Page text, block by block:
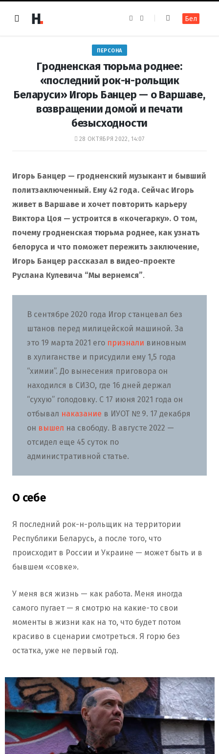
e
k
t
a
m
Бел
ПЕРСОНА
Гродненская тюрьма роднее:
«последний рок-н-рольщик
Беларуси» Игорь Банцер — о Варшаве,
возвращении домой и печати
безысходности
28 ОКТЯБРЯ 2022, 14:07
Игорь Банцер — гродненский музыкант и бывший
политзаключенный. Ему 42 года. Сейчас Игорь
живет в Варшаве и хочет повторить карьеру
Виктора Цоя — устроится в «кочегарку». О том,
почему гродненская тюрьма роднее, как узнать
белоруса и что поможет пережить заключение,
Игорь Банцер рассказал в видео-проекте
Руслана Кулевича “Мы вернемся”.
В сентябре 2020 года Игор станцевал без
штанов перед милицейской машиной. За
это 19 марта 2021 его признали виновным
в хулиганстве и присудили ему 1,5 года
“химии”. До вынесения приговора он
находился в СИЗО, где 16 дней держал
“сухую” голодовку. С 17 июня 2021 года он
отбывал наказание в ИУОТ № 9. 17 декабря
он вышел на свободу. В августе 2022 —
отсидел еще 45 суток по
административной статье.
О себе
Я последний рок-н-рольщик на территории
Республики Беларусь, а после того, что
происходит в России и Украине — может быть и в
бывшем «совке».
У меня вся жизнь — как работа. Меня иногда
самого пугает — я смотрю на какие-то свои
моменты в жизни как на то, что будет потом
красиво в сценарии смотреться. Я горю без
остатка, уже не первый год.